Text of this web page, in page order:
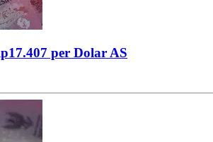
per Dolar AS